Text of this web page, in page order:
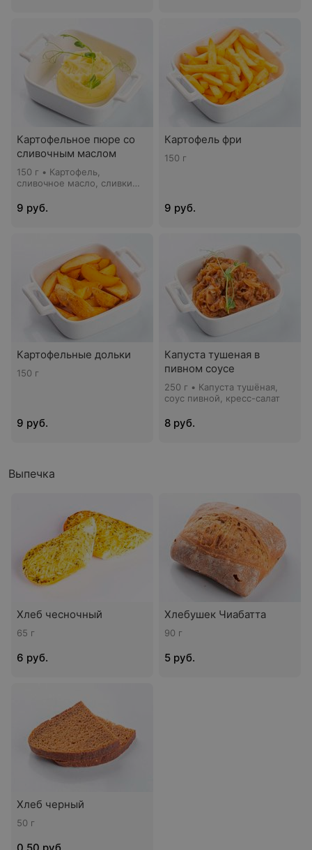
Картофельное пюре со
сливочным маслом
150 г • Картофель,
сливочное масло, сливки
9 руб.
Картофель фри
150 г
9 руб.
Картофельные дольки
150 г
9 руб.
Капуста тушеная в
пивном соусе
250 г • Капуста тушёная,
соус пивной, кресс-салат
8 руб.
Выпечка
Хлеб чесночный
65 г
6 руб.
Хлебушек Чиабатта
90 г
5 руб.
Хлеб черный
50 г